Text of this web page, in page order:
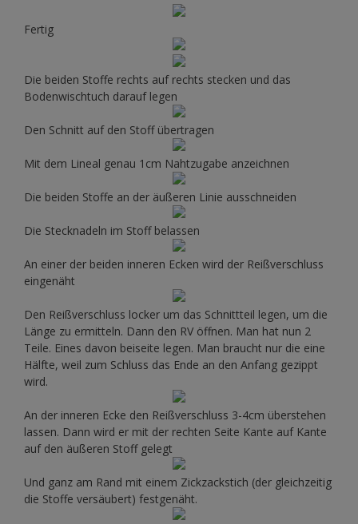
Fertig
Die beiden Stoffe rechts auf rechts stecken und das
Bodenwischtuch darauf legen
Den Schnitt auf den Stoff übertragen
Mit dem Lineal genau 1cm Nahtzugabe anzeichnen
Die beiden Stoffe an der äußeren Linie ausschneiden
Die Stecknadeln im Stoff belassen
An einer der beiden inneren Ecken wird der Reißverschluss
eingenäht
Den Reißverschluss locker um das Schnittteil legen, um die
Länge zu ermitteln. Dann den RV öffnen. Man hat nun 2
Teile. Eines davon beiseite legen. Man braucht nur die eine
Hälfte, weil zum Schluss das Ende an den Anfang gezippt
wird.
An der inneren Ecke den Reißverschluss 3-4cm überstehen
lassen. Dann wird er mit der rechten Seite Kante auf Kante
auf den äußeren Stoff gelegt
Und ganz am Rand mit einem Zickzackstich (der gleichzeitig
die Stoffe versäubert) festgenäht.